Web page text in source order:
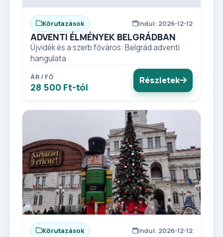
Körutazások Indul: 2026-12-12
ADVENTI ÉLMÉNYEK BELGRÁDBAN
Újvidék és a szerb főváros: Belgrád adventi
hangulata
ÁR / FŐ
28 500 Ft-tól
Részletek
Körutazások Indul: 2026-12-12